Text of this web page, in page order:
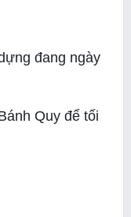
đang ngày
Quy để tối